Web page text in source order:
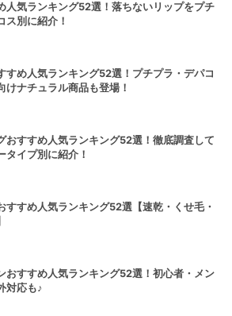
人気ランキング52選！落ちないリップをプチ
ス別に紹介！
すめ人気ランキング52選！プチプラ・デパコ
けナチュラル商品も登場！
おすすめ人気ランキング52選！徹底調査して
タイプ別に紹介！
すすめ人気ランキング52選【速乾・くせ毛・
おすすめ人気ランキング52選！初心者・メン
対応も♪